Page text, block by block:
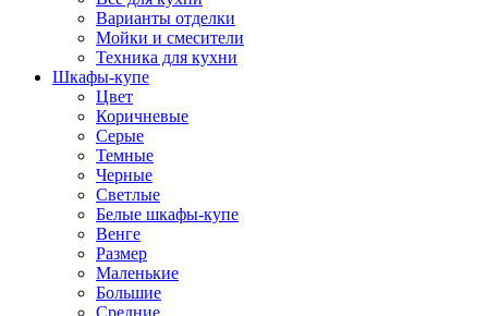
Варианты отделки
Мойки и смесители
Техника для кухни
Шкафы-купе
Цвет
Коричневые
Серые
Темные
Черные
Светлые
Белые шкафы-купе
Венге
Размер
Маленькие
Большие
Средние